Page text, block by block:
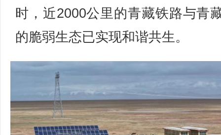
时，近2000公里的青藏铁路与青
的脆弱生态已实现和谐共生。